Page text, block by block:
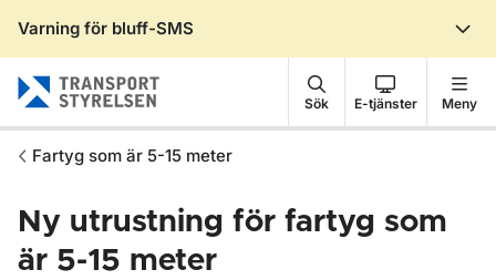
Varning för bluff-SMS
Sök E-tjänster Meny
Fartyg som är 5-15 meter
Ny utrustning för fartyg som
är 5-15 meter